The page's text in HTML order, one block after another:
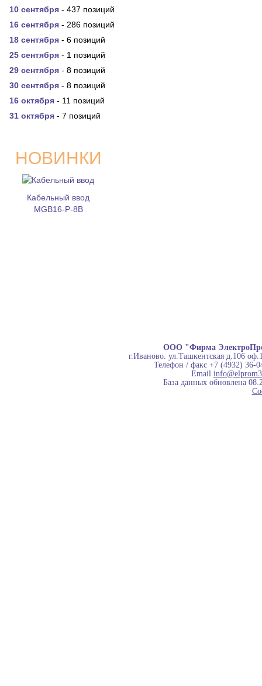
10 сентября - 437 позиций
16 сентября - 286 позиций
18 сентября - 6 позиций
25 сентября - 1 позиций
29 сентября - 8 позиций
30 сентября - 8 позиций
16 октября - 11 позиций
31 октября - 7 позиций
НОВИНКИ
Кабельный ввод
MGB16-P-8B
ООО "Фирма
г.Иваново. ул.Ташкентская д.106
Телефон / факс +7 (4932) 36-
Email
База данных обновлена